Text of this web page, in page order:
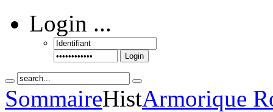
Login ...
Login
SommaireHistArmorique